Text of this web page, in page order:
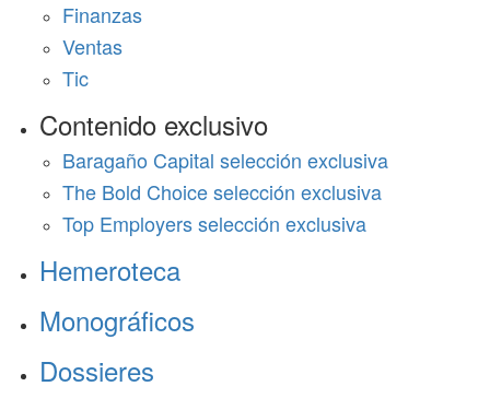
Finanzas
Ventas
Tic
Contenido exclusivo
Baragaño Capital selección exclusiva
The Bold Choice selección exclusiva
Top Employers selección exclusiva
Hemeroteca
Monográficos
Dossieres